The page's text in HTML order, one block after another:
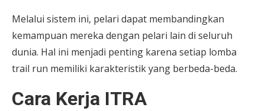
Melalui sistem ini, pelari dapat membandingkan
kemampuan mereka dengan pelari lain di seluruh
dunia. Hal ini menjadi penting karena setiap lomba
trail run memiliki karakteristik yang berbeda-beda.
Cara Kerja ITRA